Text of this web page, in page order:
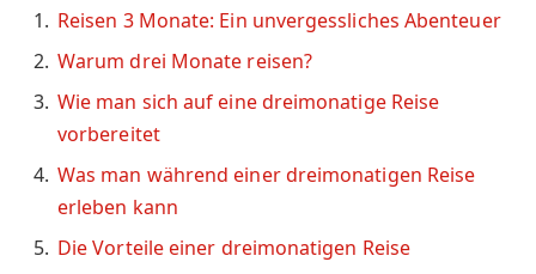
Reisen 3 Monate: Ein unvergessliches Abenteuer
Warum drei Monate reisen?
Wie man sich auf eine dreimonatige Reise
vorbereitet
Was man während einer dreimonatigen Reise
erleben kann
Die Vorteile einer dreimonatigen Reise